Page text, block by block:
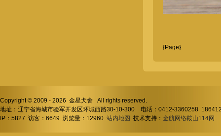
{Page}
Copyright © 2009 - 2026 金星犬舍 All rights reserved.
地址：辽宁省海城市验军开发区环城西路30-10-300 电话：0412-3360258
IP：5827 访客：6649 浏览量：12960 站内地图 技术支持： 金航网络鞍山114网